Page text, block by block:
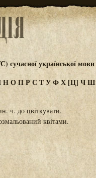
української мови
НОПРС ТУФХ[Ц] ЧШ
ч. до цвіткувати.
квітами.